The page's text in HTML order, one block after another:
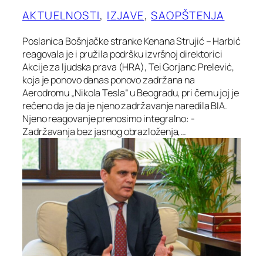
AKTUELNOSTI, IZJAVE, SAOPŠTENJA
Poslanica Bošnjačke stranke Kenana Strujić – Harbić
reagovala je i pružila podršku izvršnoj direktorici
Akcije za ljudska prava (HRA), Tei Gorjanc Prelević,
koja je ponovo danas ponovo zadržana na
Aerodromu „Nikola Tesla“ u Beogradu, pri čemu joj je
rečeno da je da je njeno zadržavanje naredila BIA.
Njeno reagovanje prenosimo integralno: -
Zadržavanja bez jasnog obrazloženja,…